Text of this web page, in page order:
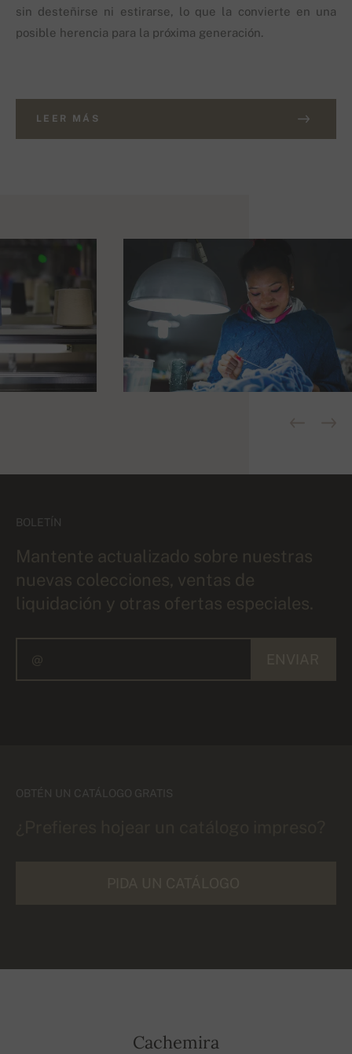
sin desteñirse ni estirarse, lo que la convierte en una
posible herencia para la próxima generación.
LEER MÁS
BOLETÍN
Mantente actualizado sobre nuestras
nuevas colecciones, ventas de
liquidación y otras ofertas especiales.
OBTÉN UN CATÁLOGO GRATIS
Cachemira